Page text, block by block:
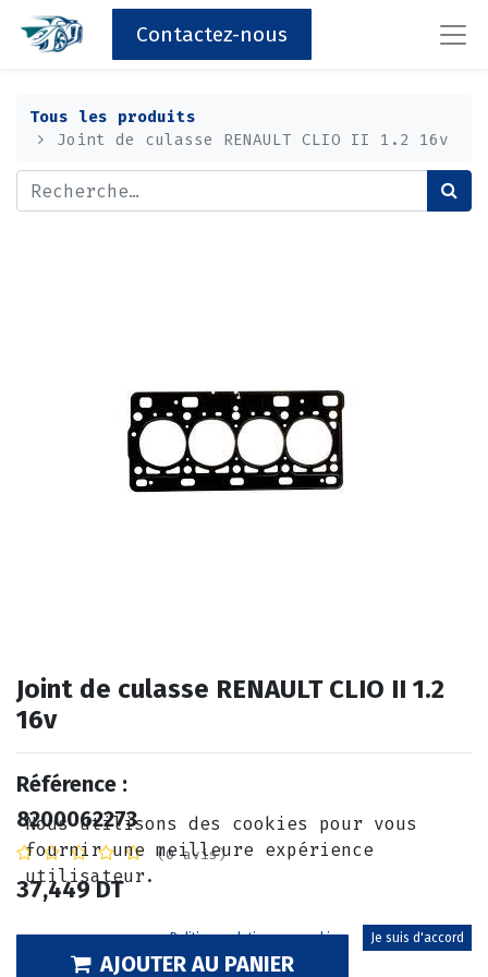
Contactez-nous
Tous les produits
Joint de culasse RENAULT CLIO II 1.2 16v
Joint de culasse RENAULT CLIO II 1.2
16v
Référence :
8200062273
(0 avis)
37,449DT
AJOUTER AU PANIER
Nous utilisons des cookies pour vous
fournir une meilleure expérience
utilisateur.
Politique relative aux cookies Je suis d'accord